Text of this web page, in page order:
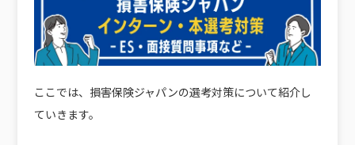
ここでは、損害保険ジャパンの選考対策について紹介し
ていきます。